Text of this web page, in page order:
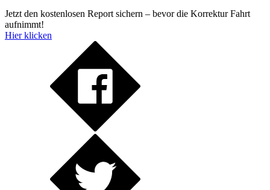
Jetzt den kostenlosen Report sichern – bevor die Korrektur Fahrt
aufnimmt!
Hier klicken